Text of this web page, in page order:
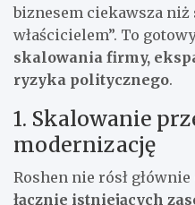
biznesem ciekawsza
właścicielem”. To
skalowania firmy,
ryzyka politycznego.
1. Skalowanie
modernizację
Roshen nie rósł
łącznie istniejących